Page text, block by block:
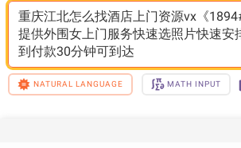
重庆江北怎么找酒店上门资源vx《
提供外围女上门服务快速选照片快速安
到付款30分钟可到达
NATURAL LANGUAGE MATH INPUT